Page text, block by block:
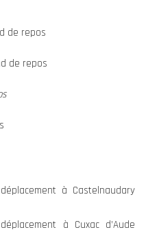
de repos
de repos
à Castelnaudary
à Cuxac d’Aude